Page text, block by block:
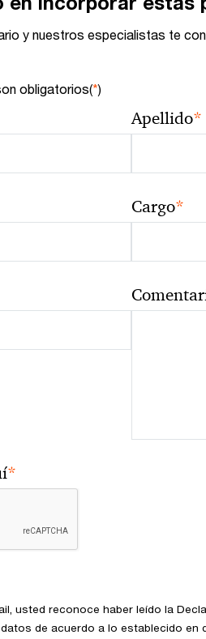
y nuestros especialistas te
obligatorios(*)
Apellido*
Cargo*
*
usted reconoce haber leído la
de acuerdo a lo establecido en